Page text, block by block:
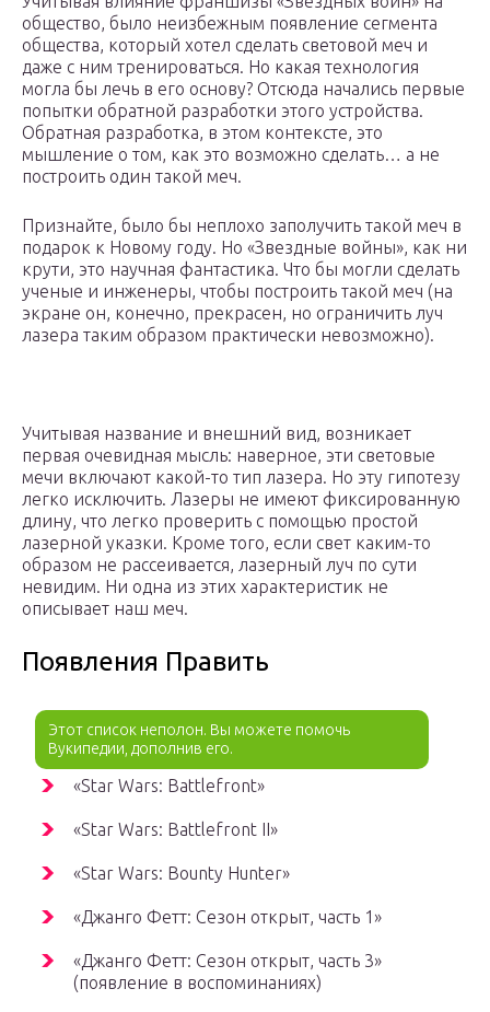
общество, было неизбежным появление сегмента
общества, который хотел сделать световой меч и
даже с ним тренироваться. Но какая технология
могла бы лечь в его основу? Отсюда начались первые
попытки обратной разработки этого устройства.
Обратная разработка, в этом контексте, это
мышление о том, как это возможно сделать… а не
построить один такой меч.
Признайте, было бы неплохо заполучить такой меч в
подарок к Новому году. Но «Звездные войны», как ни
крути, это научная фантастика. Что бы могли сделать
ученые и инженеры, чтобы построить такой меч (на
экране он, конечно, прекрасен, но ограничить луч
лазера таким образом практически невозможно).
Учитывая название и внешний вид, возникает
первая очевидная мысль: наверное, эти световые
мечи включают какой-то тип лазера. Но эту гипотезу
легко исключить. Лазеры не имеют фиксированную
длину, что легко проверить с помощью простой
лазерной указки. Кроме того, если свет каким-то
образом не рассеивается, лазерный луч по сути
невидим. Ни одна из этих характеристик не
описывает наш меч.
Появления Править
Этот список неполон. Вы можете помочь
Вукипедии, дополнив его.
«Star Wars: Battlefront»
«Star Wars: Battlefront II»
«Star Wars: Bounty Hunter»
«Джанго Фетт: Сезон открыт, часть 1»
«Джанго Фетт: Сезон открыт, часть 3»
(появление в воспоминаниях)